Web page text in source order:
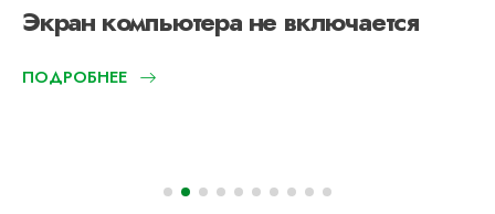
Экран компьютера не включается
ПОДРОБНЕЕ